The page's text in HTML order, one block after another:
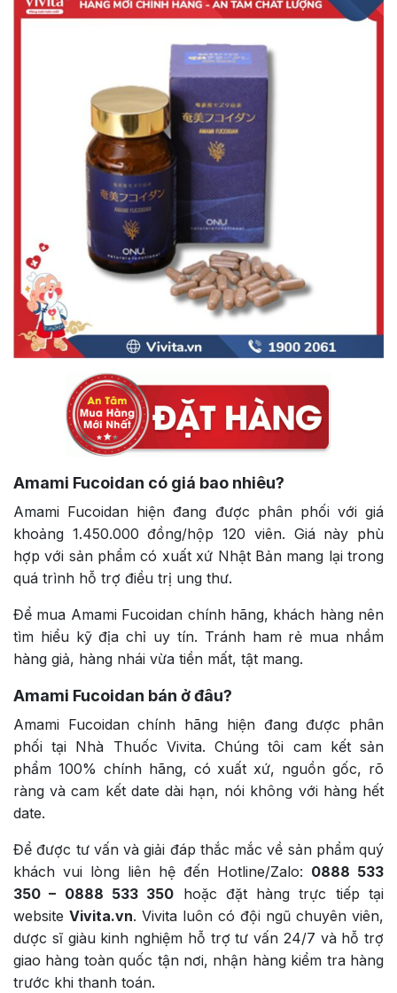
Amami Fucoidan có giá bao nhiêu?
Amami Fucoidan hiện đang được phân phối với giá
khoảng 1.450.000 đồng/hộp 120 viên. Giá này phù
hợp với sản phẩm có xuất xứ Nhật Bản mang lại trong
quá trình hỗ trợ điều trị ung thư.
Để mua Amami Fucoidan chính hãng, khách hàng nên
tìm hiểu kỹ địa chỉ uy tín. Tránh ham rẻ mua nhầm
hàng giả, hàng nhái vừa tiền mất, tật mang.
Amami Fucoidan bán ở đâu?
Amami Fucoidan chính hãng hiện đang được phân
phối tại Nhà Thuốc Vivita. Chúng tôi cam kết sản
phẩm 100% chính hãng, có xuất xứ, nguồn gốc, rõ
ràng và cam kết date dài hạn, nói không với hàng hết
date.
Để được tư vấn và giải đáp thắc mắc về sản phẩm quý
khách vui lòng liên hệ đến Hotline/Zalo: 0888 533
350 – 0888 533 350 hoặc đặt hàng trực tiếp tại
website Vivita.vn. Vivita luôn có đội ngũ chuyên viên,
dược sĩ giàu kinh nghiệm hỗ trợ tư vấn 24/7 và hỗ trợ
giao hàng toàn quốc tận nơi, nhận hàng kiểm tra hàng
trước khi thanh toán.